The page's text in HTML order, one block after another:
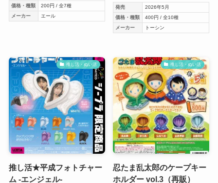
価格・種類
200円 / 全7種
メーカー
エール
発売
2026年5月
価格・種類
400円 / 全10種
メーカー
トーシン
推し活・ぬい活
推し活★平成フォトチャー
ム -エンジェル-
推し活・ぬい活
忍たま乱太郎のケープキー
ホルダー vol.3（再販）